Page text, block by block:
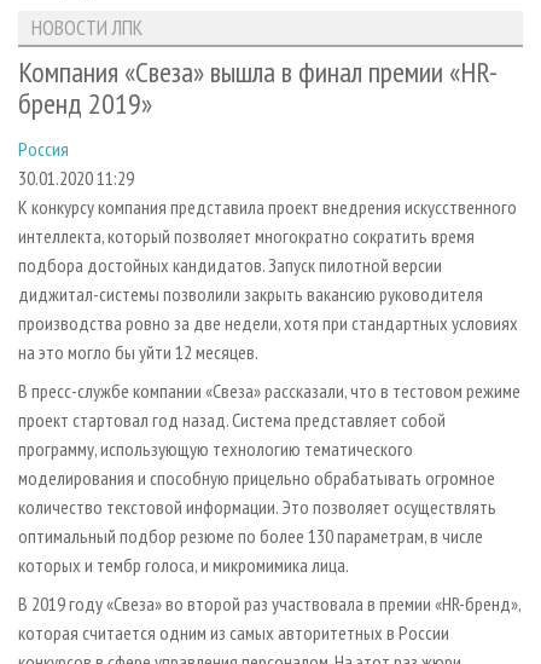
ЛЕСОЗАГОТОВКА
ЛЕСОПИЛЕНИЕ
СУШКА ДРЕВЕСИНЫ
ПРОИЗВОДСТВО ДРЕВЕСНЫХ ПЛИТ
ДЕРЕВЯННОЕ ДОМОСТРОЕНИЕ
ПРОИЗВОДСТВО МЕБЕЛИ
БИОЭНЕРГЕТИКА
ИНСТРУМЕНТ И МАТЕРИАЛЫ
НОВОСТИ ЛПК
НОВОСТИ ЖУРНАЛА
ПРОЕКТЫ ЛПИ
АНАЛИТИКА
ПРЕДПРИЯТИЯ ЛПК
ПЕРСОНЫ
МОБИЛЬНЫЕ ВЫСТАВКИ
ОФИЦИАЛЬНЫЕ ДЕЛЕГАЦИИ
ПРИОРИТЕТНЫЕ ИНВЕСТПРОЕКТЫ
RUSSIAN FORESTRY REVIEW
ГАЗЕТА ЛЕСПРОМФОРУМ
БИБЛИОТЕКА СПЕЦИАЛИСТА
АРХИВ ЖУРНАЛОВ
О ЖУРНАЛЕ
КОНТАКТЫ
РЕКЛАМОДАТЕЛЯМ
РЕКЛАМА
РЕКЛАМА НА САЙТЕ
НОВОСТИ ЛПК
Компания «Свеза» вышла в финал премии «HR-
бренд 2019»
Россия
30.01.2020 11:29
К конкурсу компания представила проект внедрения искусственного
интеллекта, который позволяет многократно сократить время
подбора достойных кандидатов. Запуск пилотной версии
диджитал-системы позволили закрыть вакансию руководителя
производства ровно за две недели, хотя при стандартных условиях
на это могло бы уйти 12 месяцев.
В пресс-службе компании «Свеза» рассказали, что в тестовом режиме
проект стартовал год назад. Система представляет собой
программу, использующую технологию тематического
моделирования и способную прицельно обрабатывать огромное
количество текстовой информации. Это позволяет осуществлять
оптимальный подбор резюме по более 130 параметрам, в числе
которых и тембр голоса, и микромимика лица.
В 2019 году «Свеза» во второй раз участвовала в премии «HR-бренд»,
которая считается одним из самых авторитетных в России